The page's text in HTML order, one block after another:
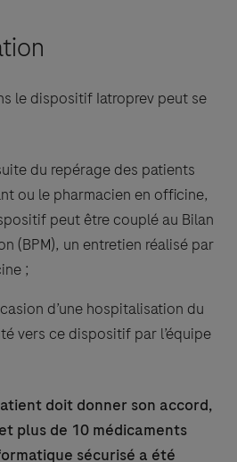
le dispositif Iatroprev peut se
du repérage des patients
ou le pharmacien en officine,
peut être couplé au Bilan
(BPM), un entretien réalisé par
;
d’une hospitalisation du
vers ce dispositif par l’équipe
doit donner son accord,
plus de 10 médicaments
sécurisé a été